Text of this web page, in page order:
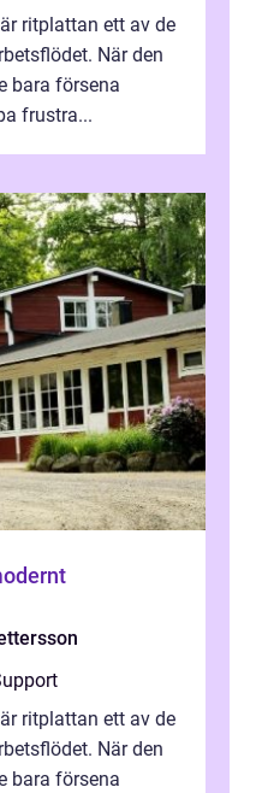
ritplattan ett av de
När den
bara försena
frustra...
ritplattan ett av de
När den
bara försena